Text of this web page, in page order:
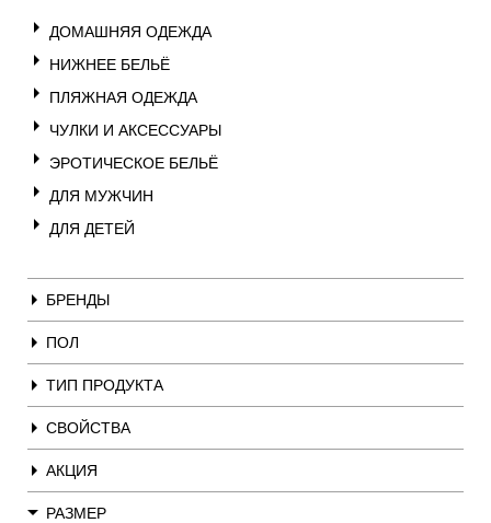
ДОМАШНЯЯ ОДЕЖДА
НИЖНЕЕ БЕЛЬЁ
ПЛЯЖНАЯ ОДЕЖДА
ЧУЛКИ И АКСЕССУАРЫ
ЭРОТИЧЕСКОЕ БЕЛЬЁ
ДЛЯ МУЖЧИН
ДЛЯ ДЕТЕЙ
БРЕНДЫ
ПОЛ
ТИП ПРОДУКТА
СВОЙСТВА
АКЦИЯ
РАЗМЕР